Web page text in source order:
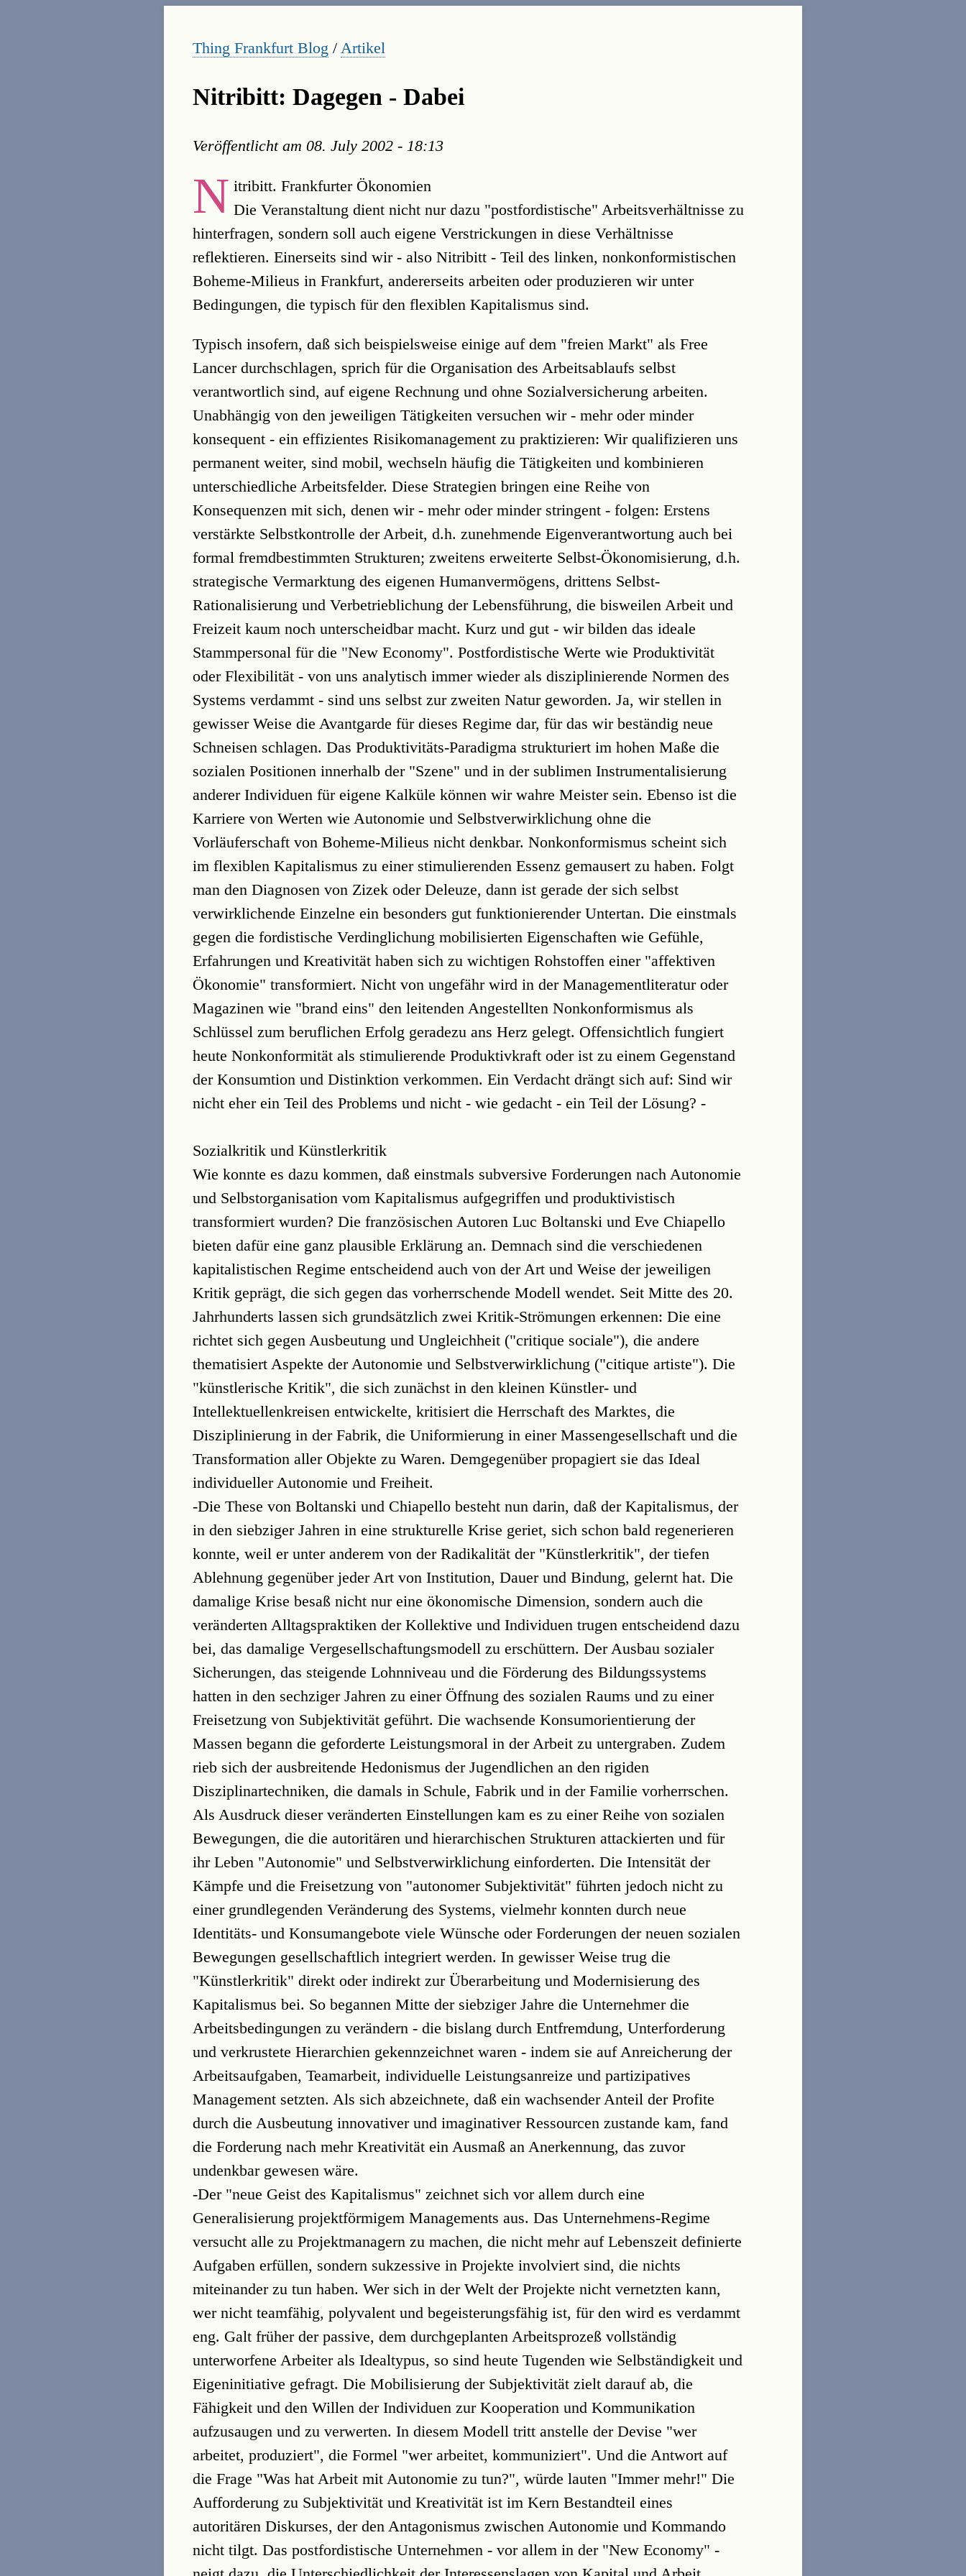
Thing Frankfurt Blog / Artikel
Nitribitt: Dagegen - Dabei
Veröffentlicht am 08. July 2002 - 18:13
N itribitt. Frankfurter Ökonomien
Die Veranstaltung dient nicht nur dazu "postfordistische" Arbeitsverhältnisse zu
hinterfragen, sondern soll auch eigene Verstrickungen in diese Verhältnisse
reflektieren. Einerseits sind wir - also Nitribitt - Teil des linken, nonkonformistischen
Boheme-Milieus in Frankfurt, andererseits arbeiten oder produzieren wir unter
Bedingungen, die typisch für den flexiblen Kapitalismus sind.
Typisch insofern, daß sich beispielsweise einige auf dem "freien Markt" als Free
Lancer durchschlagen, sprich für die Organisation des Arbeitsablaufs selbst
verantwortlich sind, auf eigene Rechnung und ohne Sozialversicherung arbeiten.
Unabhängig von den jeweiligen Tätigkeiten versuchen wir - mehr oder minder
konsequent - ein effizientes Risikomanagement zu praktizieren: Wir qualifizieren uns
permanent weiter, sind mobil, wechseln häufig die Tätigkeiten und kombinieren
unterschiedliche Arbeitsfelder. Diese Strategien bringen eine Reihe von
Konsequenzen mit sich, denen wir - mehr oder minder stringent - folgen: Erstens
verstärkte Selbstkontrolle der Arbeit, d.h. zunehmende Eigenverantwortung auch bei
formal fremdbestimmten Strukturen; zweitens erweiterte Selbst-Ökonomisierung, d.h.
strategische Vermarktung des eigenen Humanvermögens, drittens Selbst-
Rationalisierung und Verbetrieblichung der Lebensführung, die bisweilen Arbeit und
Freizeit kaum noch unterscheidbar macht. Kurz und gut - wir bilden das ideale
Stammpersonal für die "New Economy". Postfordistische Werte wie Produktivität
oder Flexibilität - von uns analytisch immer wieder als disziplinierende Normen des
Systems verdammt - sind uns selbst zur zweiten Natur geworden. Ja, wir stellen in
gewisser Weise die Avantgarde für dieses Regime dar, für das wir beständig neue
Schneisen schlagen. Das Produktivitäts-Paradigma strukturiert im hohen Maße die
sozialen Positionen innerhalb der "Szene" und in der sublimen Instrumentalisierung
anderer Individuen für eigene Kalküle können wir wahre Meister sein. Ebenso ist die
Karriere von Werten wie Autonomie und Selbstverwirklichung ohne die
Vorläuferschaft von Boheme-Milieus nicht denkbar. Nonkonformismus scheint sich
im flexiblen Kapitalismus zu einer stimulierenden Essenz gemausert zu haben. Folgt
man den Diagnosen von Zizek oder Deleuze, dann ist gerade der sich selbst
verwirklichende Einzelne ein besonders gut funktionierender Untertan. Die einstmals
gegen die fordistische Verdinglichung mobilisierten Eigenschaften wie Gefühle,
Erfahrungen und Kreativität haben sich zu wichtigen Rohstoffen einer "affektiven
Ökonomie" transformiert. Nicht von ungefähr wird in der Managementliteratur oder
Magazinen wie "brand eins" den leitenden Angestellten Nonkonformismus als
Schlüssel zum beruflichen Erfolg geradezu ans Herz gelegt. Offensichtlich fungiert
heute Nonkonformität als stimulierende Produktivkraft oder ist zu einem Gegenstand
der Konsumtion und Distinktion verkommen. Ein Verdacht drängt sich auf: Sind wir
nicht eher ein Teil des Problems und nicht - wie gedacht - ein Teil der Lösung? -
Sozialkritik und Künstlerkritik
Wie konnte es dazu kommen, daß einstmals subversive Forderungen nach Autonomie
und Selbstorganisation vom Kapitalismus aufgegriffen und produktivistisch
transformiert wurden? Die französischen Autoren Luc Boltanski und Eve Chiapello
bieten dafür eine ganz plausible Erklärung an. Demnach sind die verschiedenen
kapitalistischen Regime entscheidend auch von der Art und Weise der jeweiligen
Kritik geprägt, die sich gegen das vorherrschende Modell wendet. Seit Mitte des 20.
Jahrhunderts lassen sich grundsätzlich zwei Kritik-Strömungen erkennen: Die eine
richtet sich gegen Ausbeutung und Ungleichheit ("critique sociale"), die andere
thematisiert Aspekte der Autonomie und Selbstverwirklichung ("citique artiste"). Die
"künstlerische Kritik", die sich zunächst in den kleinen Künstler- und
Intellektuellenkreisen entwickelte, kritisiert die Herrschaft des Marktes, die
Disziplinierung in der Fabrik, die Uniformierung in einer Massengesellschaft und die
Transformation aller Objekte zu Waren. Demgegenüber propagiert sie das Ideal
individueller Autonomie und Freiheit.
-Die These von Boltanski und Chiapello besteht nun darin, daß der Kapitalismus, der
in den siebziger Jahren in eine strukturelle Krise geriet, sich schon bald regenerieren
konnte, weil er unter anderem von der Radikalität der "Künstlerkritik", der tiefen
Ablehnung gegenüber jeder Art von Institution, Dauer und Bindung, gelernt hat. Die
damalige Krise besaß nicht nur eine ökonomische Dimension, sondern auch die
veränderten Alltagspraktiken der Kollektive und Individuen trugen entscheidend dazu
bei, das damalige Vergesellschaftungsmodell zu erschüttern. Der Ausbau sozialer
Sicherungen, das steigende Lohnniveau und die Förderung des Bildungssystems
hatten in den sechziger Jahren zu einer Öffnung des sozialen Raums und zu einer
Freisetzung von Subjektivität geführt. Die wachsende Konsumorientierung der
Massen begann die geforderte Leistungsmoral in der Arbeit zu untergraben. Zudem
rieb sich der ausbreitende Hedonismus der Jugendlichen an den rigiden
Disziplinartechniken, die damals in Schule, Fabrik und in der Familie vorherrschen.
Als Ausdruck dieser veränderten Einstellungen kam es zu einer Reihe von sozialen
Bewegungen, die die autoritären und hierarchischen Strukturen attackierten und für
ihr Leben "Autonomie" und Selbstverwirklichung einforderten. Die Intensität der
Kämpfe und die Freisetzung von "autonomer Subjektivität" führten jedoch nicht zu
einer grundlegenden Veränderung des Systems, vielmehr konnten durch neue
Identitäts- und Konsumangebote viele Wünsche oder Forderungen der neuen sozialen
Bewegungen gesellschaftlich integriert werden. In gewisser Weise trug die
"Künstlerkritik" direkt oder indirekt zur Überarbeitung und Modernisierung des
Kapitalismus bei. So begannen Mitte der siebziger Jahre die Unternehmer die
Arbeitsbedingungen zu verändern - die bislang durch Entfremdung, Unterforderung
und verkrustete Hierarchien gekennzeichnet waren - indem sie auf Anreicherung der
Arbeitsaufgaben, Teamarbeit, individuelle Leistungsanreize und partizipatives
Management setzten. Als sich abzeichnete, daß ein wachsender Anteil der Profite
durch die Ausbeutung innovativer und imaginativer Ressourcen zustande kam, fand
die Forderung nach mehr Kreativität ein Ausmaß an Anerkennung, das zuvor
undenkbar gewesen wäre.
-Der "neue Geist des Kapitalismus" zeichnet sich vor allem durch eine
Generalisierung projektförmigem Managements aus. Das Unternehmens-Regime
versucht alle zu Projektmanagern zu machen, die nicht mehr auf Lebenszeit definierte
Aufgaben erfüllen, sondern sukzessive in Projekte involviert sind, die nichts
miteinander zu tun haben. Wer sich in der Welt der Projekte nicht vernetzten kann,
wer nicht teamfähig, polyvalent und begeisterungsfähig ist, für den wird es verdammt
eng. Galt früher der passive, dem durchgeplanten Arbeitsprozeß vollständig
unterworfene Arbeiter als Idealtypus, so sind heute Tugenden wie Selbständigkeit und
Eigeninitiative gefragt. Die Mobilisierung der Subjektivität zielt darauf ab, die
Fähigkeit und den Willen der Individuen zur Kooperation und Kommunikation
aufzusaugen und zu verwerten. In diesem Modell tritt anstelle der Devise "wer
arbeitet, produziert", die Formel "wer arbeitet, kommuniziert". Und die Antwort auf
die Frage "Was hat Arbeit mit Autonomie zu tun?", würde lauten "Immer mehr!" Die
Aufforderung zu Subjektivität und Kreativität ist im Kern Bestandteil eines
autoritären Diskurses, der den Antagonismus zwischen Autonomie und Kommando
nicht tilgt. Das postfordistische Unternehmen - vor allem in der "New Economy" -